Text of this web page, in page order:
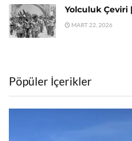
Yolculuk Çeviri
MART 22, 2026
Pöpüler İçerikler